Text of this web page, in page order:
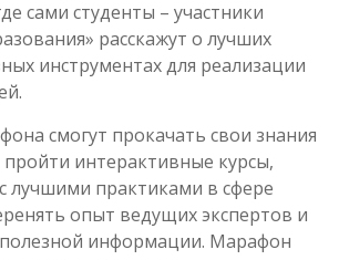
сами студенты – участники
расскажут о лучших
инструментах для реализации
смогут прокачать свои знания
интерактивные курсы,
лучшими практиками в сфере
опыт ведущих экспертов и
полезной информации. Марафон